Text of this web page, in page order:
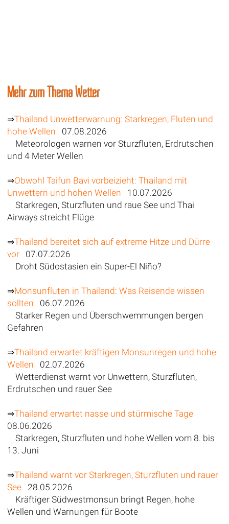
Mehr zum Thema Wetter
⇒Thailand Unwetterwarnung: Starkregen, Fluten und
hohe Wellen 07.08.2026
Meteorologen warnen vor Sturzfluten, Erdrutschen
und 4 Meter Wellen
⇒Obwohl Taifun Bavi vorbeizieht: Thailand mit
Unwettern und hohen Wellen 10.07.2026
Starkregen, Sturzfluten und raue See und Thai
Airways streicht Flüge
⇒Thailand bereitet sich auf extreme Hitze und Dürre
vor07.07.2026
Droht Südostasien ein Super-El Niño?
⇒Monsunfluten in Thailand: Was Reisende wissen
sollten 06.07.2026
Starker Regen und Überschwemmungen bergen
Gefahren
⇒Thailand erwartet kräftigen Monsunregen und hohe
Wellen 02.07.2026
Wetterdienst warnt vor Unwettern, Sturzfluten,
Erdrutschen und rauer See
⇒Thailand erwartet nasse und stürmische Tage
08.06.2026
Starkregen, Sturzfluten und hohe Wellen vom 8. bis
13. Juni
⇒Thailand warnt vor Starkregen, Sturzfluten und rauer
See28.05.2026
Kräftiger Südwestmonsun bringt Regen, hohe
Wellen und Warnungen für Boote